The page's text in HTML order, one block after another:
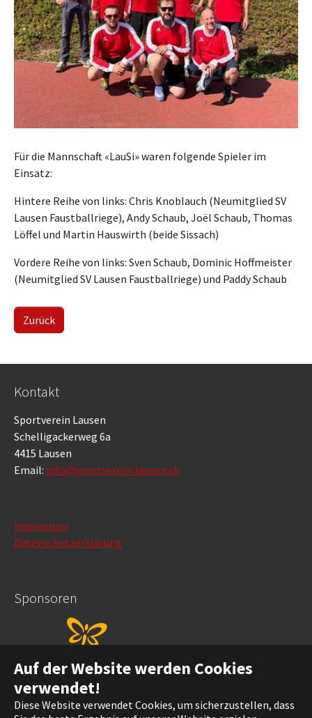
Auf der Website werden Cookies
verwendet!
Diese Website verwendet Cookies, um sicherzustellen, dass
Für die Mannschaft «LauSi» waren folgende Spieler im
Einsatz:
Hintere Reihe von links: Chris Knoblauch (Neumitglied SV
Lausen Faustballriege), Andy Schaub, Joël Schaub, Thomas
Löffel und Martin Hauswirth (beide Sissach)
Vordere Reihe von links: Sven Schaub, Dominic Hoffmeister
(Neumitglied SV Lausen Faustballriege) und Paddy Schaub
Zurück
Kontakt
Sportverein Lausen
Schelligackerweg 6a
4415 Lausen
Email: info@sportverein-lausen.ch
Impressum
Datenschutzerklärung
Sponsoren